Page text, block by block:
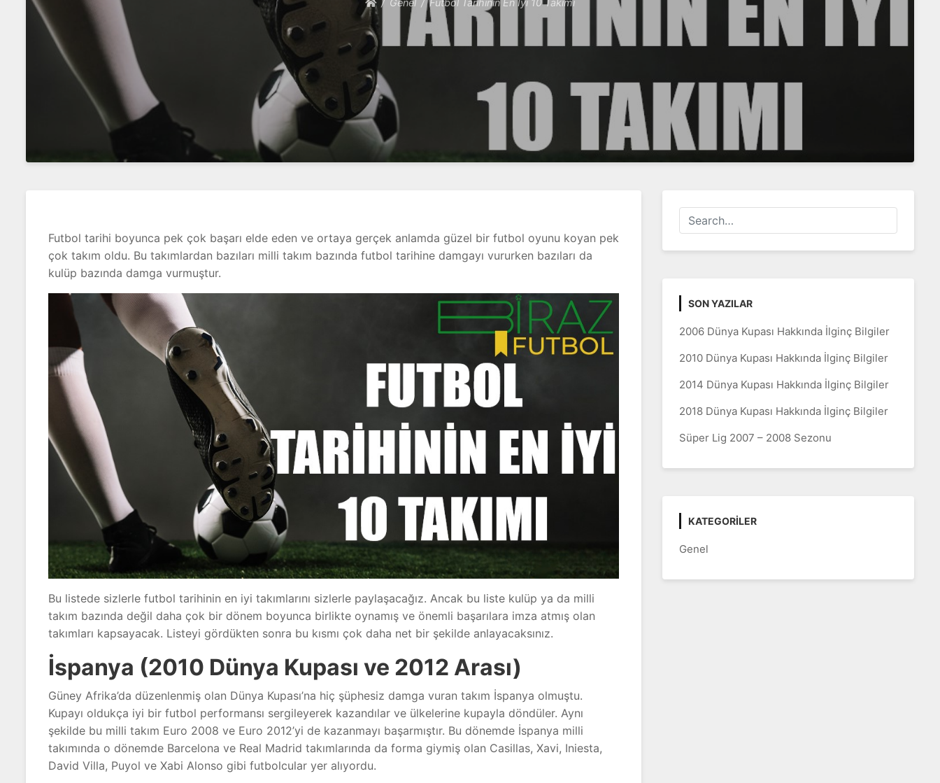
Futbol tarihi boyunca pek çok başarı elde eden ve ortaya gerçek anlamda güzel bir futbol oyunu koyan pek
çok takım oldu. Bu takımlardan bazıları milli takım bazında futbol tarihine damgayı vururken bazıları da
kulüp bazında damga vurmuştur.
Bu listede sizlerle futbol tarihinin en iyi takımlarını sizlerle paylaşacağız. Ancak bu liste kulüp ya da milli
takım bazında değil daha çok bir dönem boyunca birlikte oynamış ve önemli başarılara imza atmış olan
takımları kapsayacak. Listeyi gördükten sonra bu kısmı çok daha net bir şekilde anlayacaksınız.
İspanya (2010 Dünya Kupası ve 2012 Arası)
Güney Afrika’da düzenlenmiş olan Dünya Kupası’na hiç şüphesiz damga vuran takım İspanya olmuştu.
Kupayı oldukça iyi bir futbol performansı sergileyerek kazandılar ve ülkelerine kupayla döndüler. Aynı
şekilde bu milli takım Euro 2008 ve Euro 2012’yi de kazanmayı başarmıştır. Bu dönemde İspanya milli
takımında o dönemde Barcelona ve Real Madrid takımlarında da forma giymiş olan Casillas, Xavi, Iniesta,
David Villa, Puyol ve Xabi Alonso gibi futbolcular yer alıyordu.
SON YAZILAR
2006 Dünya Kupası Hakkında İlginç Bilgiler
2010 Dünya Kupası Hakkında İlginç Bilgiler
2014 Dünya Kupası Hakkında İlginç Bilgiler
2018 Dünya Kupası Hakkında İlginç Bilgiler
Süper Lig 2007 – 2008 Sezonu
KATEGORILER
Genel